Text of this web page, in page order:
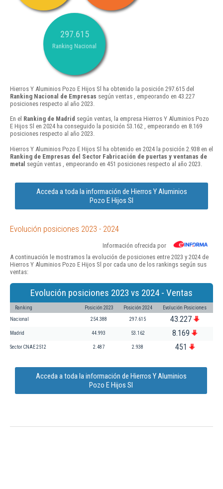
297.615
Ranking Nacional
Hierros Y Aluminios Pozo E Hijos Sl ha obtenido la posición 297.615 del
Ranking Nacional de Empresas según ventas , empeorando en 43.227
posiciones respecto al año 2023.
En el Ranking de Madrid según ventas, la empresa Hierros Y Aluminios Pozo
E Hijos Sl en 2024 ha conseguido la posición 53.162 , empeorando en 8.169
posiciones respecto al año 2023.
Hierros Y Aluminios Pozo E Hijos Sl ha obtenido en 2024 la posición 2.938 en el
Ranking de Empresas del Sector Fabricación de puertas y ventanas de
metal según ventas , empeorando en 451 posiciones respecto al año 2023.
Acceda a toda la información de Hierros Y Aluminios
Pozo E Hijos Sl
Evolución posiciones 2023 - 2024
Información ofrecida por
A continuación le mostramos la evolución de posiciones entre 2023 y 2024 de
Hierros Y Aluminios Pozo E Hijos Sl por cada uno de los rankings según sus
ventas:
Evolución posiciones 2023 vs 2024 - Ventas
Ranking Posición 2023 Posición 2024 Evolución Posiciones
Nacional 254.388 297.615 43.227
Madrid 44.993 53.162 8.169
Sector CNAE 2512 2.487 2.938 451
Acceda a toda la información de Hierros Y Aluminios
Pozo E Hijos Sl